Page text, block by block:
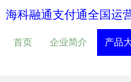
海科融通支付通全国运
首页 企业简介 产品